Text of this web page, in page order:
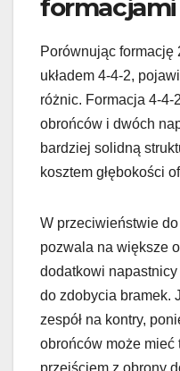
formacjami
Porównując formację
układem 4-4-2,
różnic. Formacja 4-4-
obrońców i dwóch
bardziej solidną
kosztem głębokości
W przeciwieństwie
pozwala na większe
dodatkowi
do zdobycia bramek.
zespół na kontry,
obrońców może mieć
przejściem z obrony